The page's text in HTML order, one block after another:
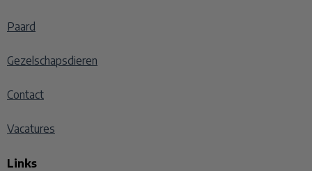
Paard
Gezelschapsdieren
Contact
Vacatures
Links